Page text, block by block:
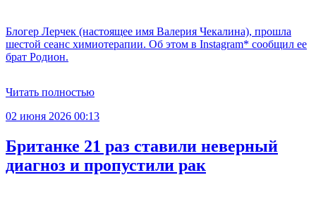
Блогер Лерчек (настоящее имя Валерия Чекалина), прошла
шестой сеанс химиотерапии. Об этом в Instagram* сообщил ее
брат Родион.
Читать полностью
02 июня 2026 00:13
Британке 21 раз ставили неверный
диагноз и пропустили рак